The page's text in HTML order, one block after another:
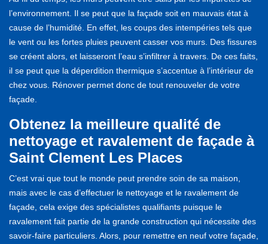
l’environnement. Il se peut que la façade soit en mauvais état à
cause de l’humidité. En effet, les coups des intempéries tels que
le vent ou les fortes pluies peuvent casser vos murs. Des fissures
se créent alors, et laisseront l’eau s’infiltrer à travers. De ces faits,
il se peut que la déperdition thermique s’accentue à l’intérieur de
chez vous. Rénover permet donc de tout renouveler de votre
façade.
Obtenez la meilleure qualité de
nettoyage et ravalement de façade à
Saint Clement Les Places
C’est vrai que tout le monde peut prendre soin de sa maison,
mais avec le cas d’effectuer le nettoyage et le ravalement de
façade, cela exige des spécialistes qualifiants puisque le
ravalement fait partie de la grande construction qui nécessite des
savoir-faire particuliers. Alors, pour remettre en neuf votre façade,